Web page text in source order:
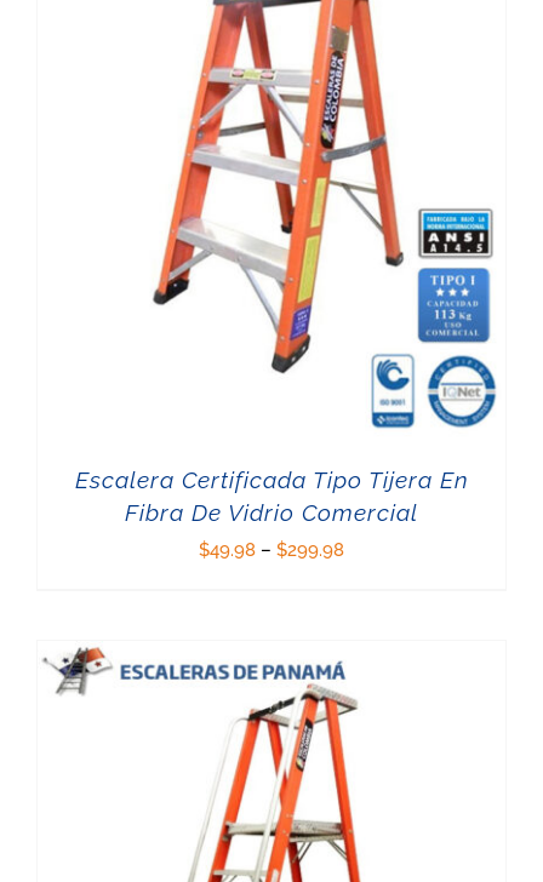
Escalera Certificada Tipo Tijera En
Fibra De Vidrio Comercial
$49.98 – $299.98